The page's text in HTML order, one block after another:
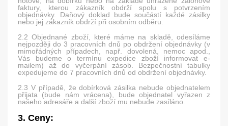
faktury, kterou zákazník obdrží spolu s potvrzením
objednávky. Daňový doklad bude součástí každé zásilky
nebo jej zákazník obdrží při osobním odběru.
2.2 Objednané zboží, které máme na skladě, odesíláme
nejpozději do 3 pracovních dnů po obdržení objednávky (v
mimořádných případech, např. dovolená, nemoc apod.,
Vás budeme o termínu expedice zboží informovat e-
mailem) až do vyčerpání zásob. Bezpečnostní tabulky
expedujeme do 7 pracovních dnů od obdržení objednávky.
2.3 V případě, že dobírková zásilka nebude objednatelem
přijata (bude nám vrácena), bude objednatel vyřazen z
našeho adresáře a další zboží mu nebude zasíláno.
3. Ceny: